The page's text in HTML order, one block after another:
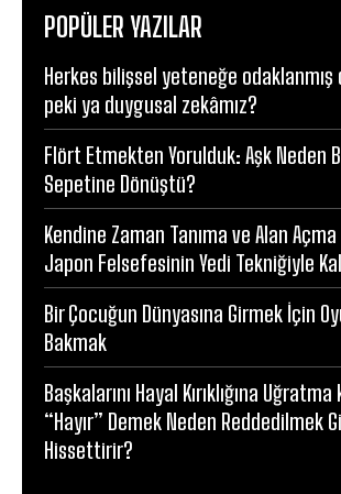
POPÜLER YAZILAR
Herkes bilişsel yeteneğe odaklanmış
peki ya duygusal zekâmız?
Flört Etmekten Yorulduk: Aşk Neden
Sepetine Dönüştü?
Kendine Zaman Tanıma ve Alan Açma
Japon Felsefesinin Yedi Tekniğiyle
Bir Çocuğun Dünyasına Girmek İçin
Bakmak
Başkalarını Hayal Kırıklığına
“Hayır” Demek Neden Reddedilmek
Hissettirir?